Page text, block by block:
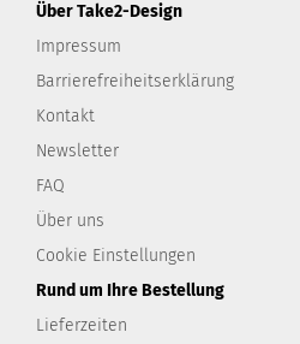
Über Take2-Design
Impressum
Barrierefreiheitserklärung
Kontakt
Newsletter
FAQ
Über uns
Cookie Einstellungen
Rund um Ihre Bestellung
Lieferzeiten